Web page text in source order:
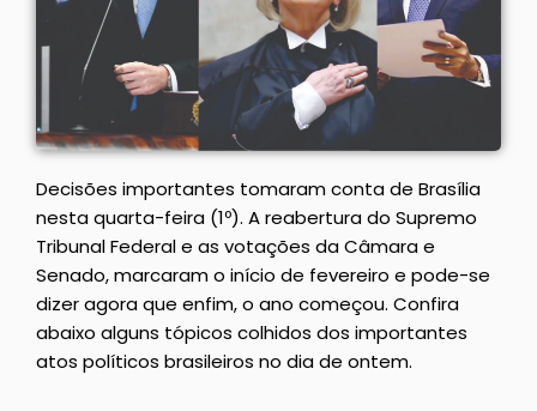
Decisões importantes tomaram conta de Brasília
nesta quarta-feira (1º). A reabertura do Supremo
Tribunal Federal e as votações da Câmara e
Senado, marcaram o início de fevereiro e pode-se
dizer agora que enfim, o ano começou. Confira
abaixo alguns tópicos colhidos dos importantes
atos políticos brasileiros no dia de ontem.